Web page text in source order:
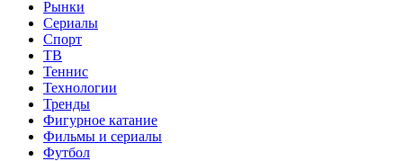
Рынки
Сериалы
Спорт
ТВ
Теннис
Технологии
Тренды
Фигурное катание
Фильмы и сериалы
Футбол